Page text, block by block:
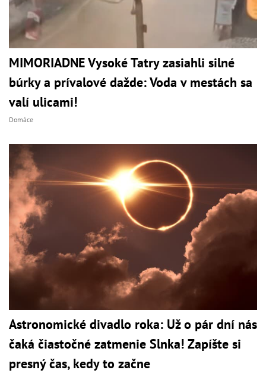
MIMORIADNE Vysoké Tatry zasiahli silné
búrky a prívalové dažde: Voda v mestách sa
valí ulicami!
Domáce
Astronomické divadlo roka: Už o pár dní nás
čaká čiastočné zatmenie Slnka! Zapíšte si
presný čas, kedy to začne